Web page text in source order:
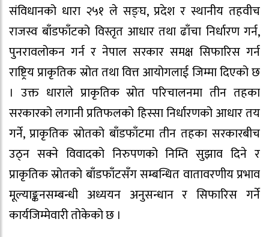
संविधानको धारा २५१ ले सङ्घ, प्रदेश र स्थानीय तहवीच
राजस्व बाँडफाँटको विस्तृत आधार तथा ढाँचा निर्धारण गर्न,
पुनरावलोकन गर्न र नेपाल सरकार समक्ष सिफारिस गर्न
राष्ट्रिय प्राकृतिक स्रोत तथा वित्त आयोगलाई जिम्मा दिएको छ
। उक्त धाराले प्राकृतिक स्रोत परिचालनमा तीन तहका
सरकारको लगानी प्रतिफलको हिस्सा निर्धारणको आधार तय
गर्ने, प्राकृतिक स्रोतको बाँडफाँटमा तीन तहका सरकारबीच
उठ्न सक्ने विवादको निरुपणको निम्ति सुझाव दिने र
प्राकृतिक स्रोतको बाँडफाँटसँग सम्बन्धित वातावरणीय प्रभाव
मूल्याङ्कनसम्बन्धी अध्ययन अनुसन्धान र सिफारिस गर्ने
कार्यजिम्मेवारी तोकेको छ ।